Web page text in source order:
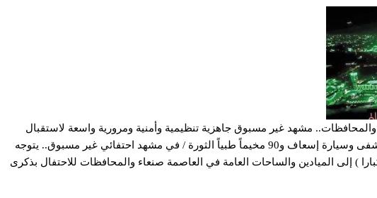
والمحافظات.. مشهد غير مسبوق جاهزية تنظيمية وأمنية ومرورية واسعة لاستقبال
ضيوف رسول الله تخصيص 180 مستشفى وسيارة إسعاف و90 مخيماً طبياً الثورة / في مشهد احتفائي غير مسبوق.. يتوجه
) إلى الميادين والساحات العامة في العاصمة صنعاء والمحافظات للاحتفال بذكرى